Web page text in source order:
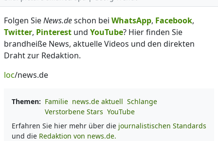
Folgen SieNews.deschon bei WhatsApp, Facebook,
Twitter, Pinterest und YouTube? Hier finden Sie
brandheiße News, aktuelle Videos und den direkten
Draht zur Redaktion.
loc/news.de
Themen: Familie news.de aktuell Schlange
Verstorbene Stars YouTube
Erfahren Sie hier mehr über die journalistischen Standards
und die Redaktion von news.de.